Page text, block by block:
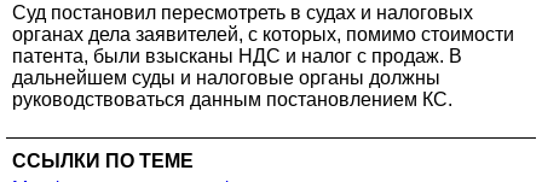
Суд постановил пересмотреть в судах и налоговых
органах дела заявителей, с которых, помимо стоимости
патента, были взысканы НДС и налог с продаж. В
дальнейшем суды и налоговые органы должны
руководствоваться данным постановлением КС.
ССЫЛКИ ПО ТЕМЕ